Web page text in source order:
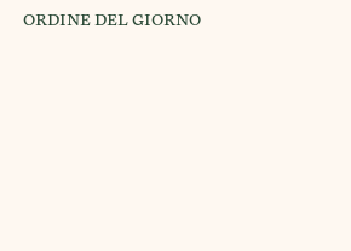
ORDINE DEL GIORNO